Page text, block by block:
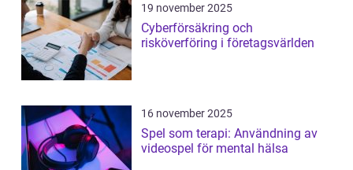
19 november 2025
Cyberförsäkring och
risköverföring i företagsvärlden
16 november 2025
Spel som terapi: Användning av
videospel för mental hälsa